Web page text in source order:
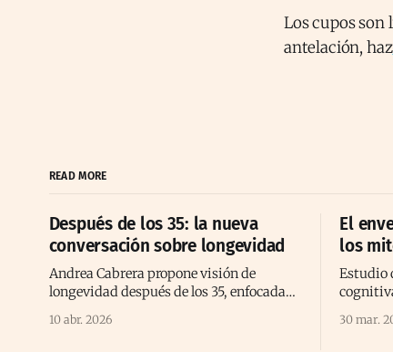
Los cupos son
antelación, haz
READ MORE
Después de los 35: la nueva
conversación sobre longevidad
Andrea Cabrera propone visión de
longevidad después de los 35, enfocada
en bienestar, energía, prevención y
calidad de vida consciente
10 abr. 2026
El
los
Estudio
30 mar.